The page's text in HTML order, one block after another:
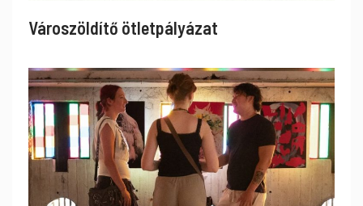
Városzöldítő ötletpályázat